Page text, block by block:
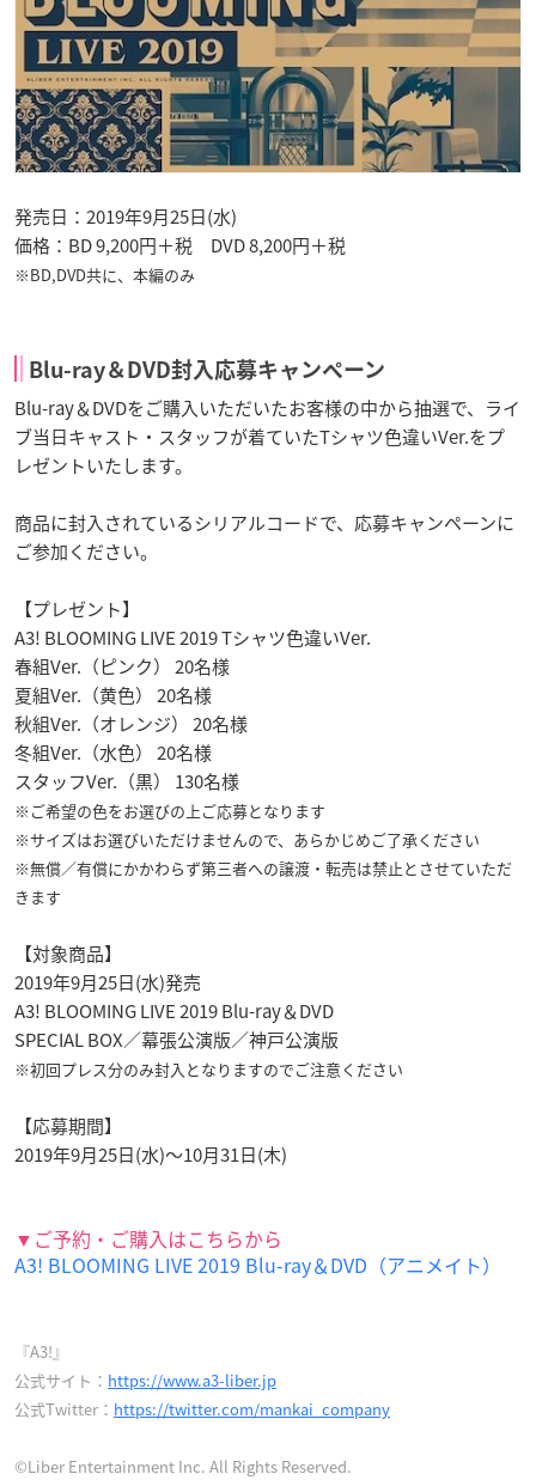
発売日：2019年9月25日(水)
価格：BD 9,200円＋税 DVD 8,200円＋税
※BD,DVD共に、本編のみ
Blu-ray＆DVD封入応募キャンペーン
Blu-ray＆DVDをご購入いただいたお客様の中から抽選で、ライ
ブ当日キャスト・スタッフが着ていたTシャツ色違いVer.をプ
レゼントいたします。
商品に封入されているシリアルコードで、応募キャンペーンに
ご参加ください。
【プレゼント】
A3! BLOOMING LIVE 2019 Tシャツ色違いVer.
春組Ver.（ピンク） 20名様
夏組Ver.（黄色） 20名様
秋組Ver.（オレンジ） 20名様
冬組Ver.（水色） 20名様
スタッフVer.（黒） 130名様
※ご希望の色をお選びの上ご応募となります
※サイズはお選びいただけませんので、あらかじめご了承ください
※無償／有償にかかわらず第三者への譲渡・転売は禁止とさせていただ
きます
【対象商品】
2019年9月25日(水)発売
A3! BLOOMING LIVE 2019 Blu-ray＆DVD
SPECIAL BOX／幕張公演版／神戸公演版
※初回プレス分のみ封入となりますのでご注意ください
【応募期間】
2019年9月25日(水)～10月31日(木)
▼ご予約・ご購入はこちらから
A3! BLOOMING LIVE 2019 Blu-ray＆DVD（アニメイト）
『A3!』
公式サイト： https://www.a3-liber.jp
公式Twitter： https://twitter.com/mankai_company
©Liber Entertainment Inc. All Rights Reserved.